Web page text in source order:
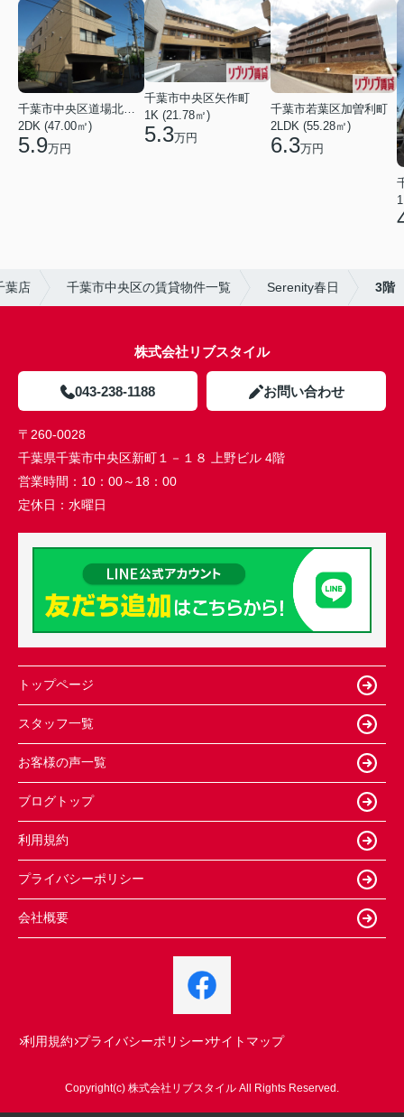
千葉市中央区道場北２丁目
2DK (47.00㎡)
5.9万円
千葉市中央区矢作町
1K (21.78㎡)
5.3万円
千葉市若葉区加曽利町
2LDK (55.28㎡)
6.3万円
葉店 千葉市中央区の賃貸物件一覧 Serenity春日 3階
株式会社リブスタイル
043-238-1188 お問い合わせ
〒260-0028
千葉県千葉市中央区新町１－１８ 上野ビル 4階
営業時間： 10：00～18：00
定休日： 水曜日
トップページ
スタッフ一覧
お客様の声一覧
ブログトップ
利用規約
プライバシーポリシー
会社概要
利用規約 プライバシーポリシー サイトマップ
Copyright(c) 株式会社リブスタイル All Rights Reserved.